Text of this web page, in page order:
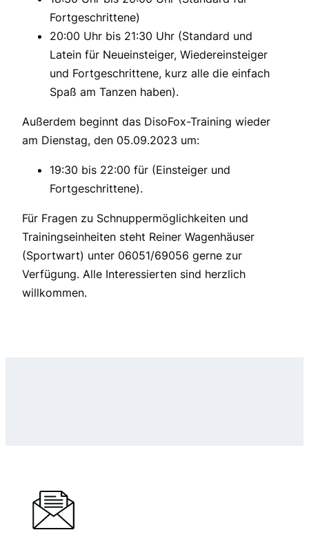
Fortgeschrittene)
20:00 Uhr bis 21:30 Uhr (Standard und
Latein für Neueinsteiger, Wiedereinsteiger
und Fortgeschrittene, kurz alle die einfach
Spaß am Tanzen haben).
Außerdem beginnt das DisoFox-Training wieder
am Dienstag, den 05.09.2023 um:
19:30 bis 22:00 für (Einsteiger und
Fortgeschrittene).
Für Fragen zu Schnuppermöglichkeiten und
Trainingseinheiten steht Reiner Wagenhäuser
(Sportwart) unter 06051/69056 gerne zur
Verfügung. Alle Interessierten sind herzlich
willkommen.